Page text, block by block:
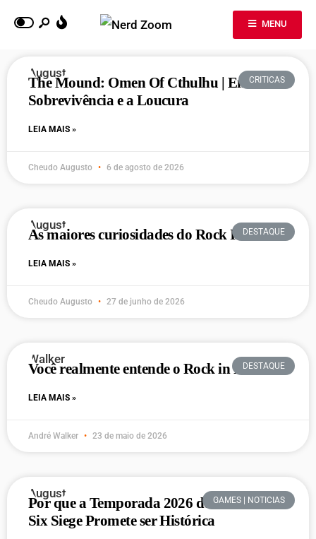
MENU
CRITICAS
The Mound: Omen Of Cthulhu | Entre a
Sobrevivência e a Loucura
LEIA MAIS »
Cheudo Augusto 6 de agosto de 2026
DESTAQUE
As maiores curiosidades do Rock In Rio
LEIA MAIS »
Cheudo Augusto 27 de junho de 2026
DESTAQUE
Você realmente entende o Rock in Rio?
LEIA MAIS »
André Walker 23 de maio de 2026
GAMES | NOTICIAS
Por que a Temporada 2026 de Rainbow
Six Siege Promete ser Histórica